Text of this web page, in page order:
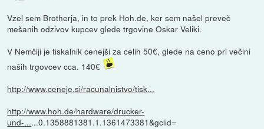
Vzel sem Brotherja, in to prek Hoh.de, ker sem našel preveč
mešanih odzivov kupcev glede trgovine Oskar Veliki.
V Nemčiji je tiskalnik cenejši za celih 50€, glede na ceno pri večini
naših trgovcev cca. 140€
http://www.ceneje.si/racunalnistvo/tisk...
http://www.hoh.de/hardware/drucker-
und-......0.1358881381.1.1361473381&gclid=